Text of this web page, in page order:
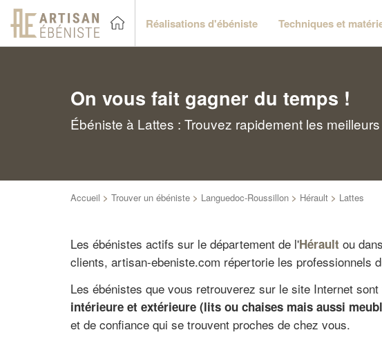
Réalisations d'ébéniste Techniques et
On vous fait gagner du temps !
Ébéniste à Lattes : Trouvez rapidement les
Accueil > Trouver un ébéniste > Languedoc-Roussillon > Hérault > Lattes
Les ébénistes actifs sur le département de l'Hérault ou
clients, artisan-ebeniste.com répertorie les professionnels
Les ébénistes que vous retrouverez sur le site Internet
intérieure et extérieure (lits ou chaises mais aussi
et de confiance qui se trouvent proches de chez vous.